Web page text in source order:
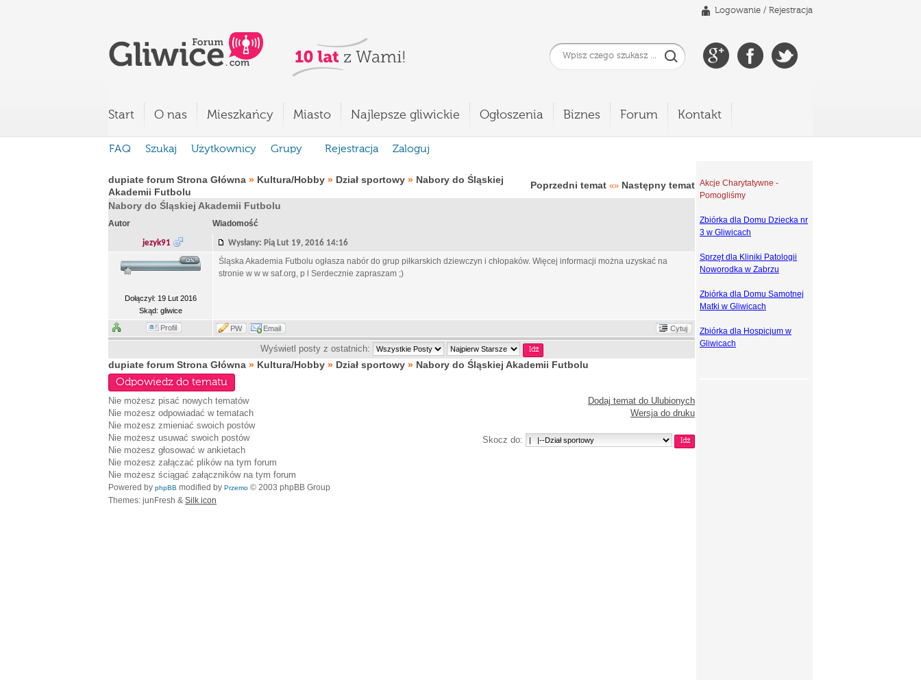
Logowanie / Rejestracja
Start O nas Mieszkańcy Miasto Najlepsze gliwickie Ogłoszenia Biznes Forum Kontakt
FAQ Szukaj Użytkownicy Grupy Rejestracja Zaloguj
dupiate forum Strona Główna » Kultura/Hobby » Dział sportowy » Nabory do Śląskiej
Akademii Futbolu
Poprzedni temat «» Następny temat
Nabory do Śląskiej Akademii Futbolu
Autor Wiadomość
jezyk91 Wysłany: Pią Lut 19, 2016 14:16
Dołączył: 19 Lut 2016
Skąd: gliwice
Śląska Akademia Futbolu ogłasza nabór do grup piłkarskich dziewczyn i chłopaków. Więcej informacji można uzyskać na
stronie w w w saf.org, p l Serdecznie zapraszam ;)
Profil PW Email Cytuj
Wyświetl posty z ostatnich:
dupiate forum Strona Główna » Kultura/Hobby » Dział sportowy » Nabory do Śląskiej Akademii Futbolu
Odpowiedz do tematu
Nie możesz pisać nowych tematów
Nie możesz odpowiadać w tematach
Nie możesz zmieniać swoich postów
Nie możesz usuwać swoich postów
Nie możesz głosować w ankietach
Nie możesz załączać plików na tym forum
Nie możesz ściągać załączników na tym forum
Dodaj temat do Ulubionych
Wersja do druku
Skocz do:
Powered by phpBB modified by Przemo © 2003 phpBB Group
Themes: junFresh & Silk icon
Akcje Charytatywne -
Pomogliśmy
Zbiórka dla Domu Dziecka nr
3 w Gliwicach
Sprzęt dla Kliniki Patologii
Noworodka w Zabrzu
Zbiórka dla Domu Samotnej
Matki w Gliwicach
Zbiórka dla Hospicjum w
Gliwicach